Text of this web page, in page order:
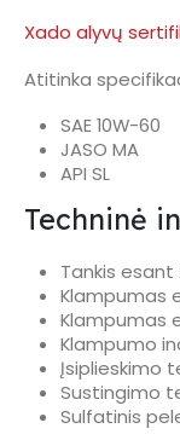
Xado alyvų
Atitinka
SAE 10W-60
JASO MA
API SL
Techninė
Tankis esant
Klampumas
Klampumas
Klampumo
Įsiplieskimo
Sustingimo
Sulfatinis